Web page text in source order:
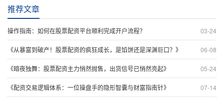
推荐文章
03-24
操作指南：如何在股票配资平台顺利完成开户流程？
06-08
《从暴富到破产！股票配资的疯狂成长，是馅饼还是深渊巨口？》
05-24
《暗夜独舞：股票配资主力悄然抛售，出货信号已悄然亮起》
07-14
《配资交易逻辑体系：一位操盘手的隐形智囊与财富指南针》